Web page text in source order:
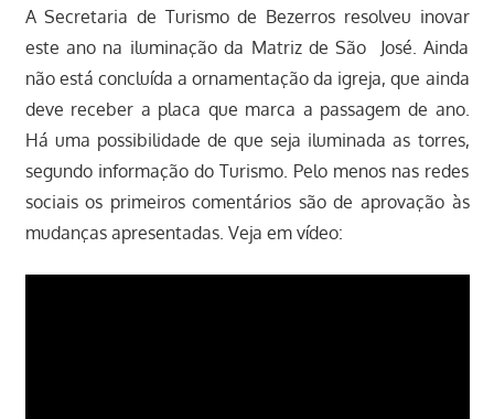
A Secretaria de Turismo de Bezerros resolveu inovar
este ano na iluminação da Matriz de São José. Ainda
não está concluída a ornamentação da igreja, que ainda
deve receber a placa que marca a passagem de ano.
Há uma possibilidade de que seja iluminada as torres,
segundo informação do Turismo. Pelo menos nas redes
sociais os primeiros comentários são de aprovação às
mudanças apresentadas. Veja em vídeo: